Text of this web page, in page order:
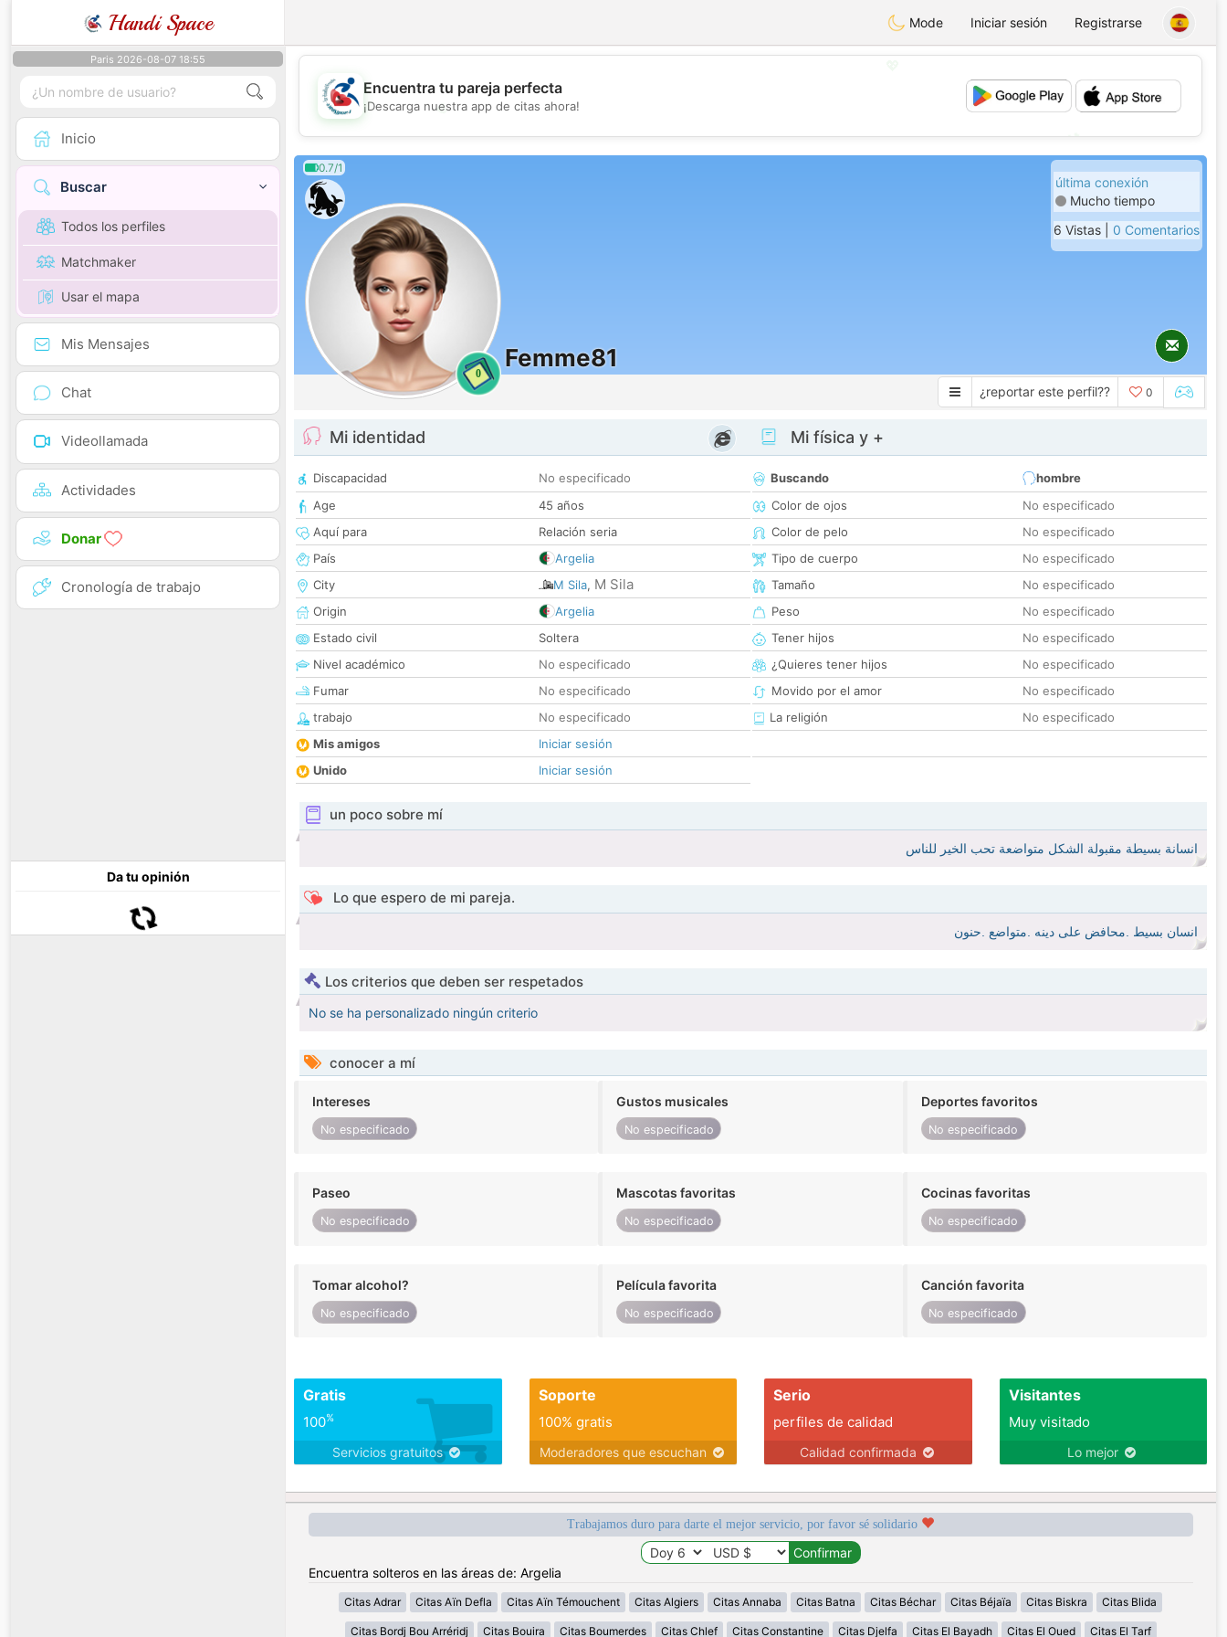
Handi Space Mode Iniciar sesión Registrarse
Paris 2026-08-07 18:55
Inicio
Buscar
Todos los perfiles
Matchmaker
Usar el mapa
Mis Mensajes
Chat
Videollamada
Actividades
Donar
Cronología de trabajo
Da tu opinión
💖
💕
Encuentra tu pareja perfecta
¡Descarga nuestra app de citas ahora!
0.7/1
0
Femme81
última conexión
Mucho tiempo
6 Vistas | 0 Comentarios
¿reportar este perfil?? 0
Mi identidad
Discapacidad
No especificado
Age
45 años
Aquí para
Relación seria
País
Argelia
City
M Sila, M Sila
Origin
Argelia
Estado civil
Soltera
Nivel académico
No especificado
Fumar
No especificado
trabajo
No especificado
Mis amigos
Iniciar sesión
Unido
Iniciar sesión
Mi física y +
Buscando
hombre
Color de ojos
No especificado
Color de pelo
No especificado
Tipo de cuerpo
No especificado
Tamaño
No especificado
Peso
No especificado
Tener hijos
No especificado
¿Quieres tener hijos
No especificado
Movido por el amor
No especificado
La religión
No especificado
un poco sobre mí
انسانة بسيطة مقبولة الشكل متواضعة تحب الخير للناس
Lo que espero de mi pareja.
انسان بسيط .محافض على دينه .متواضع .حنون
Los criterios que deben ser respetados
No se ha personalizado ningún criterio
conocer a mí
Intereses
No especificado
Gustos musicales
No especificado
Deportes favoritos
No especificado
Paseo
No especificado
Mascotas favoritas
No especificado
Cocinas favoritas
No especificado
Tomar alcohol?
No especificado
Película favorita
No especificado
Canción favorita
No especificado
Gratis
100%
Servicios gratuitos
Soporte
100% gratis
Moderadores que escuchan
Serio
perfiles de calidad
Calidad confirmada
Visitantes
Muy visitado
Lo mejor
Trabajamos duro para darte el mejor servicio, por favor sé solidario
Encuentra solteros en las áreas de: Argelia
Citas Adrar Citas Aïn Defla Citas Aïn Témouchent Citas Algiers Citas Annaba Citas Batna Citas Béchar Citas Béjaïa Citas Biskra Citas Blida
Citas Bordj Bou Arréridj Citas Bouira Citas Boumerdes Citas Chlef Citas Constantine Citas Djelfa Citas El Bayadh Citas El Oued Citas El Tarf